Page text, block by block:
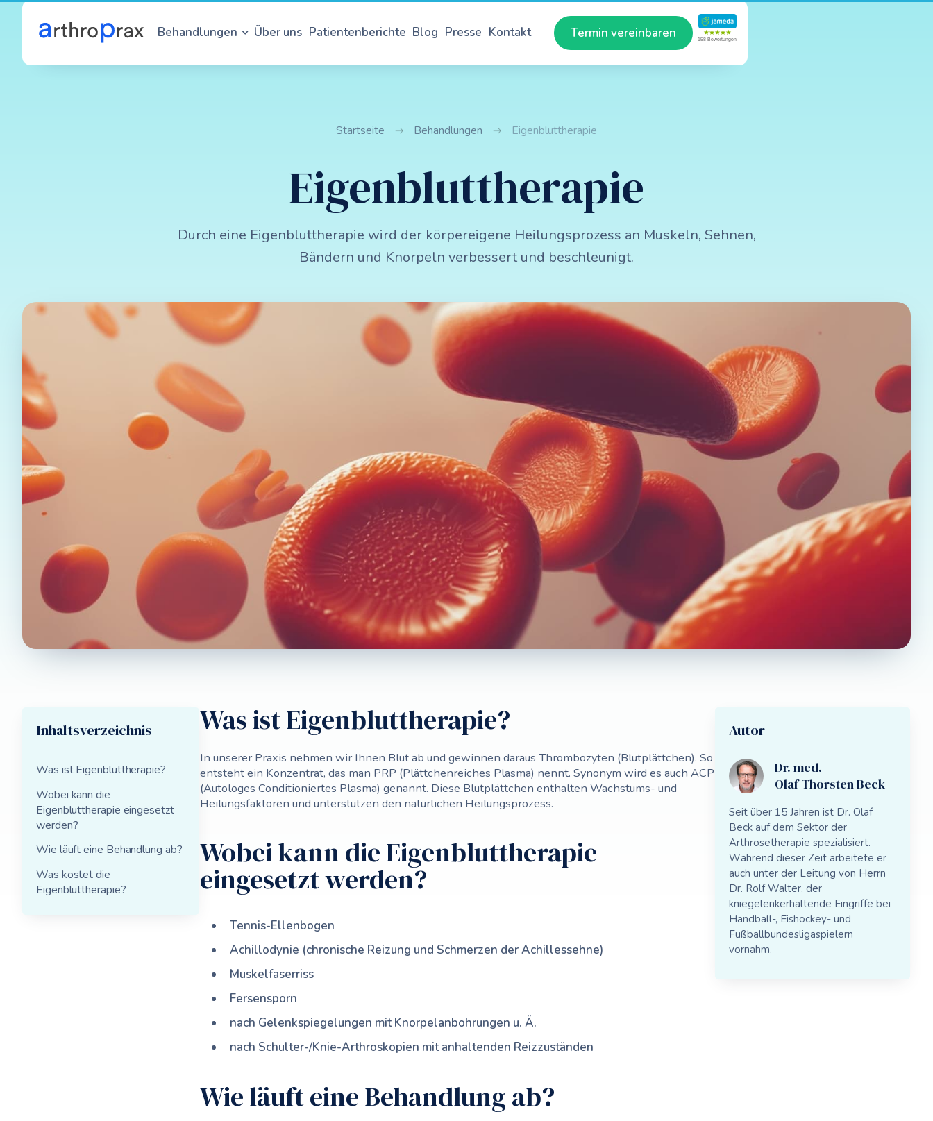
Behandlungen Über uns Patientenberichte Blog Presse Kontakt Termin vereinbaren ★★★★★
158 Bewertungen
Startseite Behandlungen Eigenbluttherapie
Eigenbluttherapie
Durch eine Eigenbluttherapie wird der körpereigene Heilungsprozess an Muskeln, Sehnen,
Bändern und Knorpeln verbessert und beschleunigt.
Inhaltsverzeichnis
Was ist Eigenbluttherapie?
Wobei kann die
Eigenbluttherapie eingesetzt
werden?
Wie läuft eine Behandlung ab?
Was kostet die
Eigenbluttherapie?
Was ist Eigenbluttherapie?
In unserer Praxis nehmen wir Ihnen Blut ab und gewinnen daraus Thrombozyten (Blutplättchen). So
entsteht ein Konzentrat, das man PRP (Plättchenreiches Plasma) nennt. Synonym wird es auch ACP
(Autologes Conditioniertes Plasma) genannt. Diese Blutplättchen enthalten Wachstums- und
Heilungsfaktoren und unterstützen den natürlichen Heilungsprozess.
Wobei kann die Eigenbluttherapie
eingesetzt werden?
Tennis-Ellenbogen
Achillodynie (chronische Reizung und Schmerzen der Achillessehne)
Muskelfaserriss
Fersensporn
nach Gelenkspiegelungen mit Knorpelanbohrungen u. Ä.
nach Schulter-/Knie-Arthroskopien mit anhaltenden Reizzuständen
Wie läuft eine Behandlung ab?
Autor
Dr. med.
Olaf Thorsten Beck
Seit über 15 Jahren ist Dr. Olaf
Beck auf dem Sektor der
Arthrosetherapie spezialisiert.
Während dieser Zeit arbeitete er
auch unter der Leitung von Herrn
Dr. Rolf Walter, der
kniegelenkerhaltende Eingriffe bei
Handball-, Eishockey- und
Fußballbundesligaspielern
vornahm.